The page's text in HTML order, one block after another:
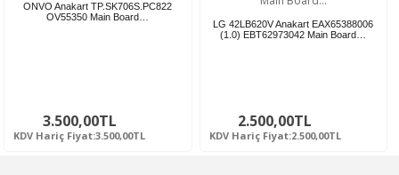
ONVO Anakart TP.SK706S.PC822
OV55350 Main Board…
3.500,00TL
KDV Hariç Fiyat:3.500,00TL
LG 42LB620V Anakart EAX65388006
(1.0) EBT62973042 Main Board…
2.500,00TL
KDV Hariç Fiyat:2.500,00TL